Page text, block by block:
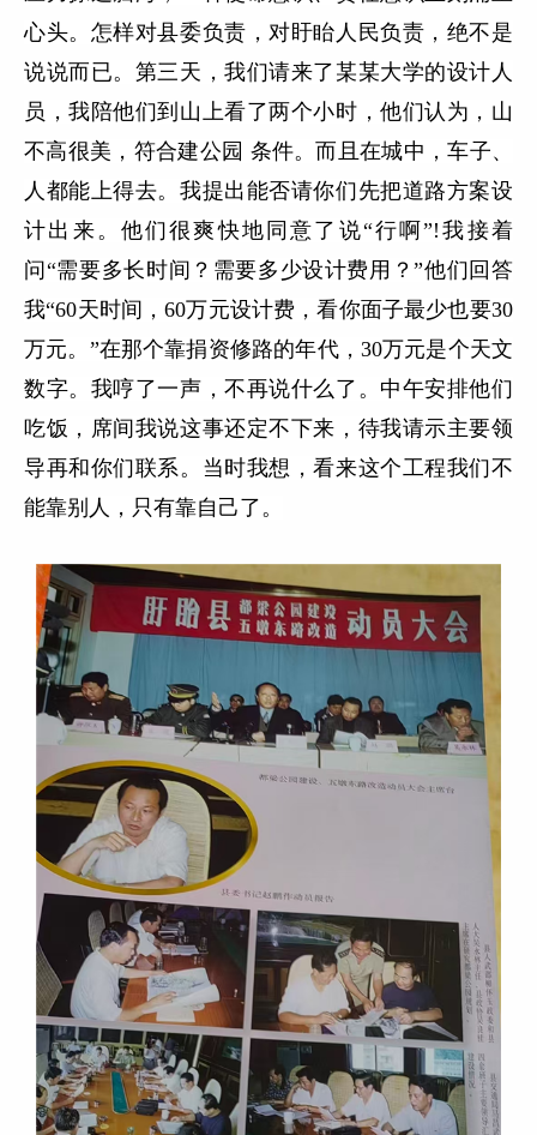
心头。怎样对县委负责，对盱眙人民负责，绝不是
说说而已。第三天，我们请来了某某大学的设计人
员，我陪他们到山上看了两个小时，他们认为，山
不高很美，符合建公园 条件。而且在城中，车子、
人都能上得去。我提出能否请你们先把道路方案设
计出来。他们很爽快地同意了说“行啊”!我接着
问“需要多长时间？需要多少设计费用？”他们回答
我“60天时间，60万元设计费，看你面子最少也要30
万元。”在那个靠捐资修路的年代，30万元是个天文
数字。我哼了一声，不再说什么了。中午安排他们
吃饭，席间我说这事还定不下来，待我请示主要领
导再和你们联系。当时我想，看来这个工程我们不
能靠别人，只有靠自己了。